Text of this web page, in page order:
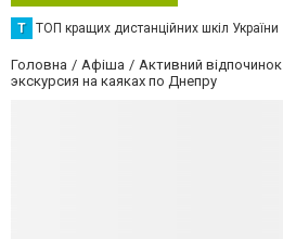
Т ТОП кращих дистанційних шкіл України
Головна Афіша Активний відпочинок
экскурсия на каяках по Днепру